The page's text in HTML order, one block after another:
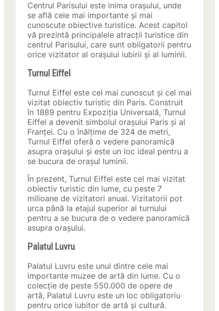
Centrul Parisului este inima orașului, unde
se află cele mai importante și mai
cunoscute obiective turistice. Acest capitol
vă prezintă principalele atracții turistice din
centrul Parisului, care sunt obligatorii pentru
orice vizitator al orașului iubirii și al luminii.
Turnul Eiffel
Turnul Eiffel este cel mai cunoscut și cel mai
vizitat obiectiv turistic din Paris. Construit
în 1889 pentru Expoziția Universală, Turnul
Eiffel a devenit simbolul orașului Paris și al
Franței. Cu o înălțime de 324 de metri,
Turnul Eiffel oferă o vedere panoramică
asupra orașului și este un loc ideal pentru a
se bucura de orașul luminii.
În prezent, Turnul Eiffel este cel mai vizitat
obiectiv turistic din lume, cu peste 7
milioane de vizitatori anual. Vizitatorii pot
urca până la etajul superior al turnului
pentru a se bucura de o vedere panoramică
asupra orașului.
Palatul Luvru
Palatul Luvru este unul dintre cele mai
importante muzee de artă din lume. Cu o
colecție de peste 550.000 de opere de
artă, Palatul Luvru este un loc obligatoriu
pentru orice iubitor de artă și cultură.